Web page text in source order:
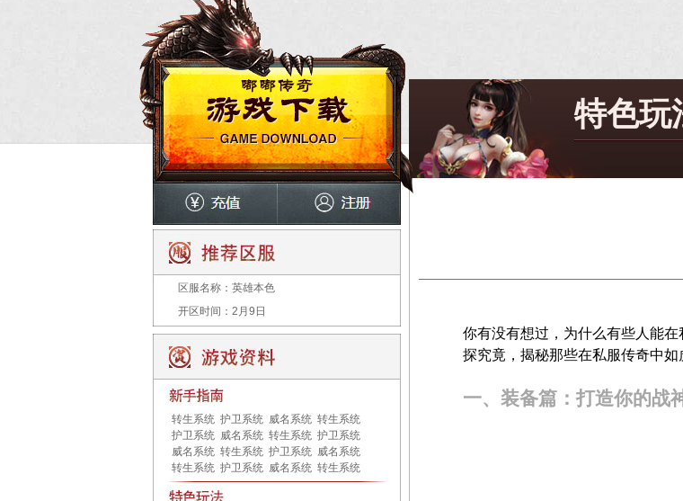
区服名称： 英雄本色
开区时间： 2月9日
转生系统 护卫系统 威名系统 转生系统
护卫系统 威名系统 转生系统 护卫系统
威名系统 转生系统 护卫系统 威名系统
转生系统 护卫系统 威名系统 转生系统
特色玩
你有没有想过，为什么有些人能
探究竟，揭秘那些在私服传奇中如
一、装备篇：打造你的战